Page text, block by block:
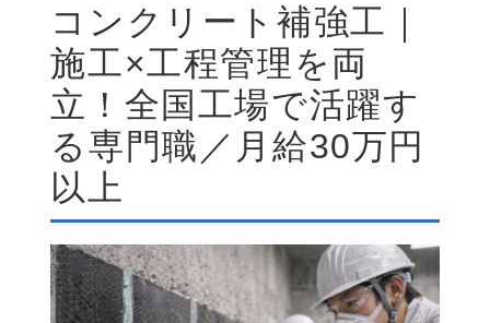
コンクリート補強工｜
施工×工程管理を両
立！全国工場で活躍す
る専門職／月給30万円
以上